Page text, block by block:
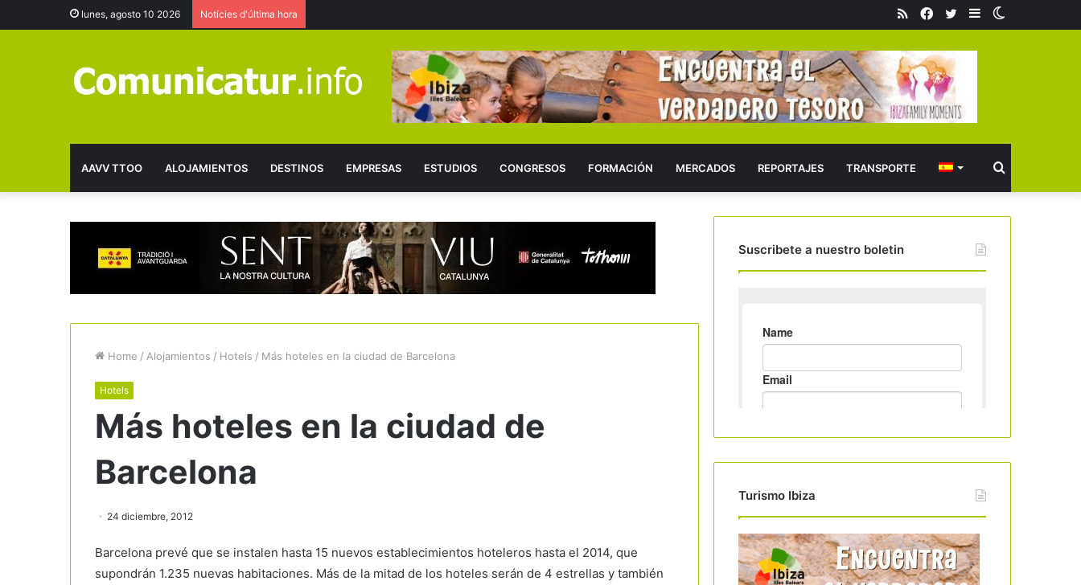
lunes, agosto 10 2026 Notícies d'última hora
Barra
Twitter
Facebook
RSS
AAVV TTOO ALOJAMIENTOS DESTINOS EMPRESAS ESTUDIOS CONGRESOS FORMACIÓN MERCADOS REPORTAJES TRANSPORTE Buscar
Home / Alojamientos / Hotels / Más hoteles en la ciudad de Barcelona
Hotels
Más hoteles en la ciudad de
Barcelona
24 diciembre, 2012
Barcelona prevé que se instalen hasta 15 nuevos establecimientos hoteleros hasta el 2014, que
supondrán 1.235 nuevas habitaciones. Más de la mitad de los hoteles serán de 4 estrellas y también
Suscribete a nuestro boletin
Turismo Ibiza